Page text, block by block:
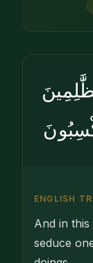
ENGLISH
And in
seduce